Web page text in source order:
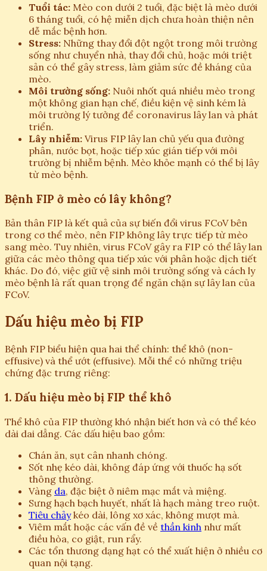
Tuổi tác: Mèo con dưới 2 tuổi, đặc biệt là mèo dưới
6 tháng tuổi, có hệ miễn dịch chưa hoàn thiện nên
dễ mắc bệnh hơn.
Stress: Những thay đổi đột ngột trong môi trường
sống như chuyển nhà, thay đổi chủ, hoặc mới triệt
sản có thể gây stress, làm giảm sức đề kháng của
mèo.
Môi trường sống: Nuôi nhốt quá nhiều mèo trong
một không gian hạn chế, điều kiện vệ sinh kém là
môi trường lý tưởng để coronavirus lây lan và phát
triển.
Lây nhiễm: Virus FIP lây lan chủ yếu qua đường
phân, nước bọt, hoặc tiếp xúc gián tiếp với môi
trường bị nhiễm bệnh. Mèo khỏe mạnh có thể bị lây
từ mèo bệnh.
Bệnh FIP ở mèo có lây không?
Bản thân FIP là kết quả của sự biến đổi virus FCoV bên
trong cơ thể mèo, nên FIP không lây trực tiếp từ mèo
sang mèo. Tuy nhiên, virus FCoV gây ra FIP có thể lây lan
giữa các mèo thông qua tiếp xúc với phân hoặc dịch tiết
khác. Do đó, việc giữ vệ sinh môi trường sống và cách ly
mèo bệnh là rất quan trọng để ngăn chặn sự lây lan của
FCoV.
Dấu hiệu mèo bị FIP
Bệnh FIP biểu hiện qua hai thể chính: thể khô (non-
effusive) và thể ướt (effusive). Mỗi thể có những triệu
chứng đặc trưng riêng:
1. Dấu hiệu mèo bị FIP thể khô
Thể khô của FIP thường khó nhận biết hơn và có thể kéo
dài dai dẳng. Các dấu hiệu bao gồm:
Chán ăn, sụt cân nhanh chóng.
Sốt nhẹ kéo dài, không đáp ứng với thuốc hạ sốt
thông thường.
Vàng da, đặc biệt ở niêm mạc mắt và miệng.
Sưng hạch bạch huyết, nhất là hạch màng treo ruột.
Tiêu chảykéo dài, lông xơ xác, không mượt mà.
Viêm mắt hoặc các vấn đề về thần kinh như mất
điều hòa, co giật, run rẩy.
Các tổn thương dạng hạt có thể xuất hiện ở nhiều cơ
quan nội tạng.